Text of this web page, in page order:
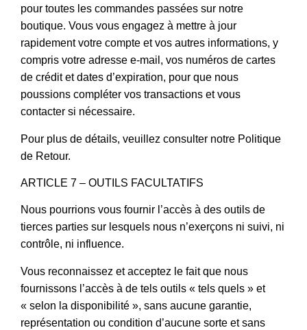
pour toutes les commandes passées sur notre
boutique. Vous vous engagez à mettre à jour
rapidement votre compte et vos autres informations, y
compris votre adresse e-mail, vos numéros de cartes
de crédit et dates d’expiration, pour que nous
poussions compléter vos transactions et vous
contacter si nécessaire.
Pour plus de détails, veuillez consulter notre Politique
de Retour.
ARTICLE 7 – OUTILS FACULTATIFS
Nous pourrions vous fournir l’accès à des outils de
tierces parties sur lesquels nous n’exerçons ni suivi, ni
contrôle, ni influence.
Vous reconnaissez et acceptez le fait que nous
fournissons l’accès à de tels outils « tels quels » et
« selon la disponibilité », sans aucune garantie,
représentation ou condition d’aucune sorte et sans